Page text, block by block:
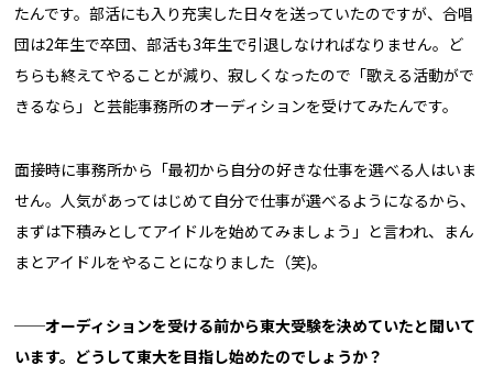
たんです。部活にも入り充実した日々を送っていたのですが、合唱
団は2年生で卒団、部活も3年生で引退しなければなりません。ど
ちらも終えてやることが減り、寂しくなったので「歌える活動がで
きるなら」と芸能事務所のオーディションを受けてみたんです。
面接時に事務所から「最初から自分の好きな仕事を選べる人はいま
せん。人気があってはじめて自分で仕事が選べるようになるから、
まずは下積みとしてアイドルを始めてみましょう」と言われ、まん
まとアイドルをやることになりました（笑)。
──オーディションを受ける前から東大受験を決めていたと聞いて
います。どうして東大を目指し始めたのでしょうか？